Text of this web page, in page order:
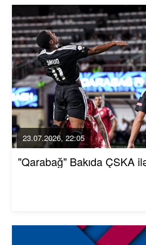
23.07.2026, 22:05
"Qarabağ" Bakıda ÇSKA